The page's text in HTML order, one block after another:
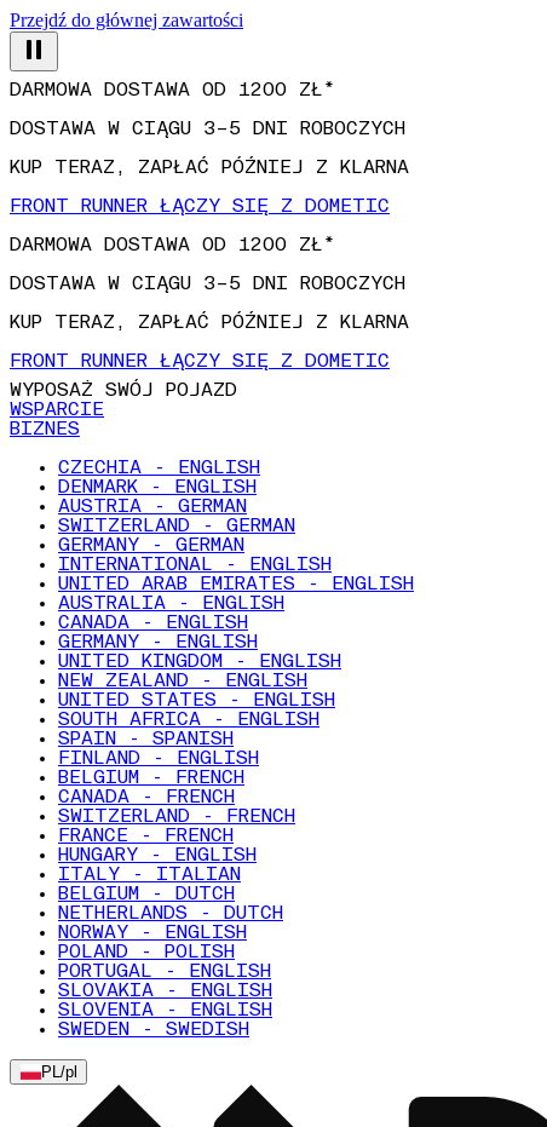
Przejdź do głównej zawartości
DARMOWA DOSTAWA OD 1200 ZŁ*
DOSTAWA W CIĄGU 3–5 DNI ROBOCZYCH
KUP TERAZ, ZAPŁAĆ PÓŹNIEJ Z KLARNA
FRONT RUNNER ŁĄCZY SIĘ Z DOMETIC
DARMOWA DOSTAWA OD 1200 ZŁ*
DOSTAWA W CIĄGU 3–5 DNI ROBOCZYCH
KUP TERAZ, ZAPŁAĆ PÓŹNIEJ Z KLARNA
FRONT RUNNER ŁĄCZY SIĘ Z DOMETIC
WYPOSAŻ SWÓJ POJAZD
WSPARCIE
BIZNES
CZECHIA - ENGLISH
DENMARK - ENGLISH
AUSTRIA - GERMAN
SWITZERLAND - GERMAN
GERMANY - GERMAN
INTERNATIONAL - ENGLISH
UNITED ARAB EMIRATES - ENGLISH
AUSTRALIA - ENGLISH
CANADA - ENGLISH
GERMANY - ENGLISH
UNITED KINGDOM - ENGLISH
NEW ZEALAND - ENGLISH
UNITED STATES - ENGLISH
SOUTH AFRICA - ENGLISH
SPAIN - SPANISH
FINLAND - ENGLISH
BELGIUM - FRENCH
CANADA - FRENCH
SWITZERLAND - FRENCH
FRANCE - FRENCH
HUNGARY - ENGLISH
ITALY - ITALIAN
BELGIUM - DUTCH
NETHERLANDS - DUTCH
NORWAY - ENGLISH
POLAND - POLISH
PORTUGAL - ENGLISH
SLOVAKIA - ENGLISH
SLOVENIA - ENGLISH
SWEDEN - SWEDISH
PL/pl